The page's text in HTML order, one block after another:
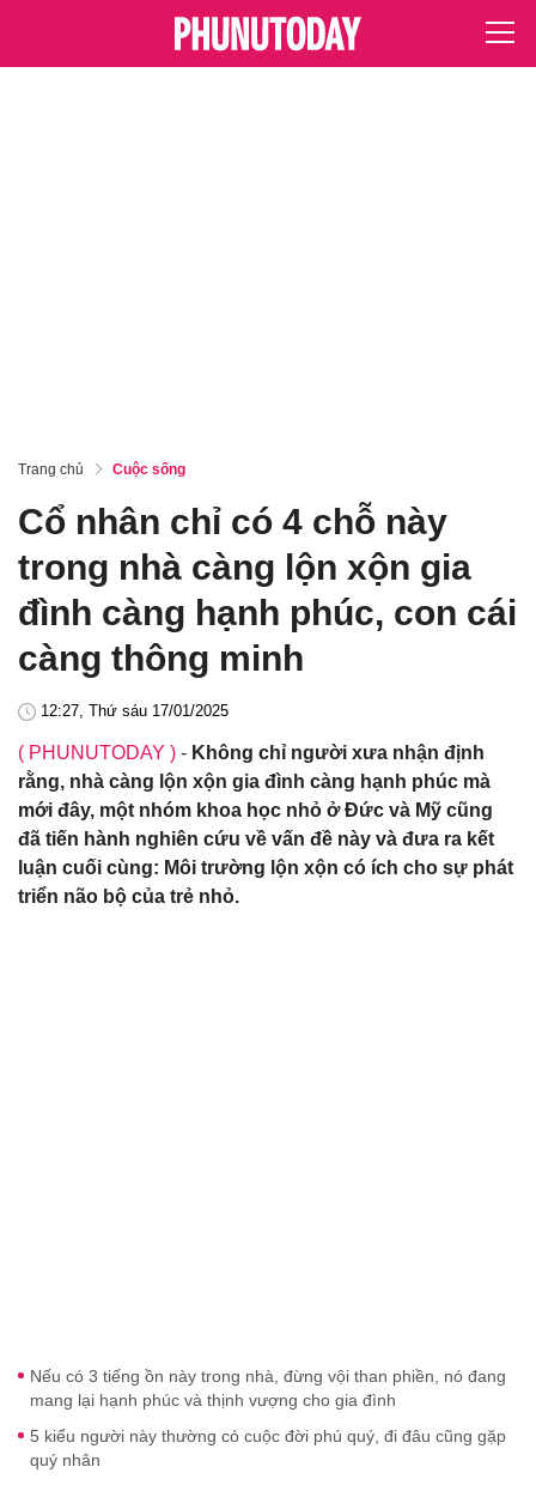
Trang chủ Cuộc sống
Cổ nhân chỉ có 4 chỗ này
trong nhà càng lộn xộn gia
đình càng hạnh phúc, con cái
càng thông minh
12:27, Thứ sáu 17/01/2025
( PHUNUTODAY ) - Không chỉ người xưa nhận định
rằng, nhà càng lộn xộn gia đình càng hạnh phúc mà
mới đây, một nhóm khoa học nhỏ ở Đức và Mỹ cũng
đã tiến hành nghiên cứu về vấn đề này và đưa ra kết
luận cuối cùng: Môi trường lộn xộn có ích cho sự phát
triển não bộ của trẻ nhỏ.
Nếu có 3 tiếng ồn này trong nhà, đừng vội than phiền, nó đang
mang lại hạnh phúc và thịnh vượng cho gia đình
5 kiểu người này thường có cuộc đời phú quý, đi đâu cũng gặp
quý nhân